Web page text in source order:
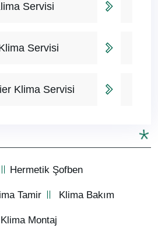
Servisi
Servisi
Klima Servisi
Hermetik Şofben
Tamir Klima Bakım
Klima Montaj